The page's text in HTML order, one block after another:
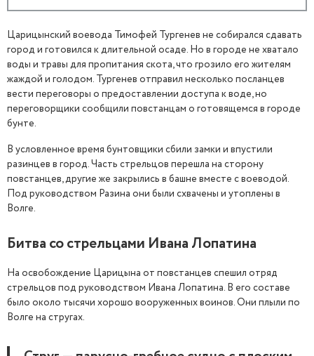
Царицынский воевода Тимофей Тургенев не собирался сдавать
город и готовился к длительной осаде. Но в городе не хватало
воды и травы для пропитания скота, что грозило его жителям
жаждой и голодом. Тургенев отправил несколько посланцев
вести переговоры о предоставлении доступа к воде, но
переговорщики сообщили повстанцам о готовящемся в городе
бунте.
В условленное время бунтовщики сбили замки и впустили
разинцев в город. Часть стрельцов перешла на сторону
повстанцев, другие же закрылись в башне вместе с воеводой.
Под руководством Разина они были схвачены и утоплены в
Волге.
Битва со стрельцами Ивана Лопатина
На освобождение Царицына от повстанцев спешил отряд
стрельцов под руководством Ивана Лопатина. В его составе
было около тысячи хорошо вооруженных воинов. Они плыли по
Волге на стругах.